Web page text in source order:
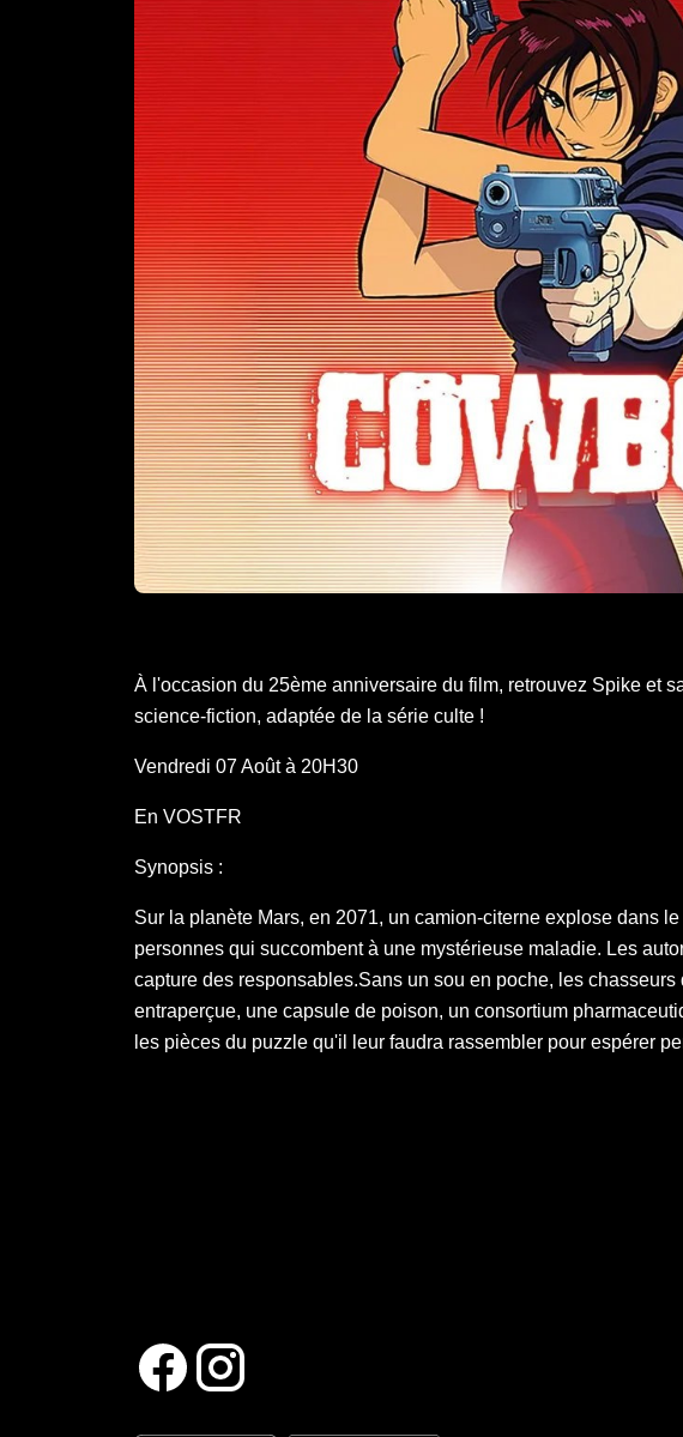
À l'occasion du 25ème anniversaire du film, retrouvez Spike et
science-fiction, adaptée de la série culte !
Vendredi 07 Août à 20H30
En VOSTFR
Synopsis :
Sur la planète Mars, en 2071, un camion-citerne explose dans
personnes qui succombent à une mystérieuse maladie. Les
capture des responsables.Sans un sou en poche, les
entraperçue, une capsule de poison, un consortium
les pièces du puzzle qu'il leur faudra rassembler pour espérer